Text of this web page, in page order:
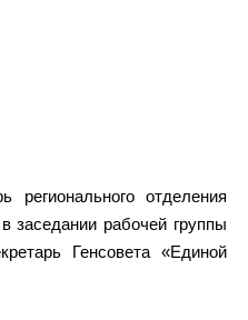
регионального отделения
заседании рабочей группы
Генсовета «Единой